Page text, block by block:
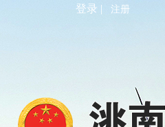
登录 | 注册